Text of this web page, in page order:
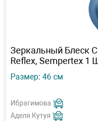
Зеркальный Блеск
Reflex, Sempertex 1
Размер: 46 см
Ибрагимова
Аделя Кутуя